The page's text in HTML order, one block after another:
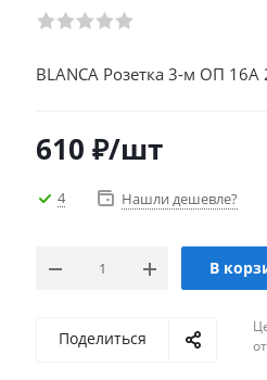
BLANCA Розетка 3-м ОП 16А
610 ₽/шт
4 Нашли дешевле?
В
Поделиться